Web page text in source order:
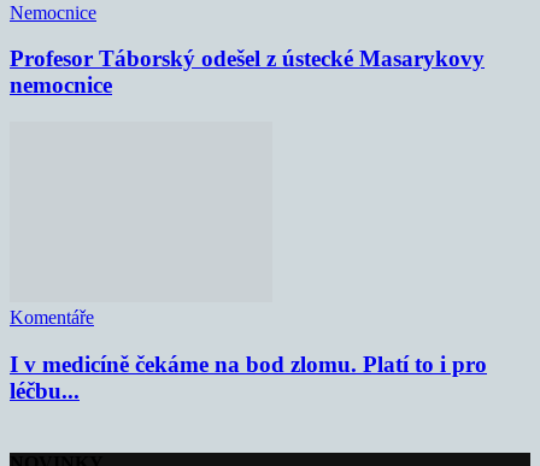
Nemocnice
Profesor Táborský odešel z ústecké Masarykovy
nemocnice
Komentáře
I v medicíně čekáme na bod zlomu. Platí to i pro
léčbu...